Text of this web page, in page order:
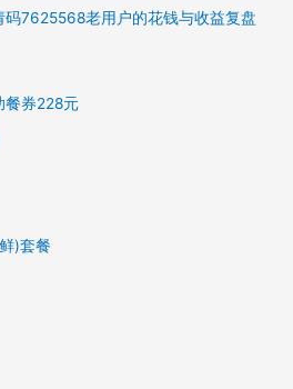
码7625568老用户的花钱与收益复盘
餐券228元
)套餐